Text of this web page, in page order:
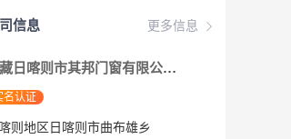
更多信息
信息
西藏日喀则市其邦门窗有限公司
名认证
则地区日喀则市曲布雄乡